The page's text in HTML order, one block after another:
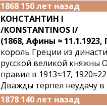
1868 150 лет назад
КОНСТАНТИН I
/KONSTANTINOS I/
(1868, Афины ≈
король Греции из
русской великой княжны
правил в 1913≈17,
Дважды терпел неудачу в
1878 140 лет назад